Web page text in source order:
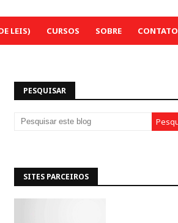
LEIS) CURSOS SOBRE CONTATO
PESQUISAR
SITES PARCEIROS